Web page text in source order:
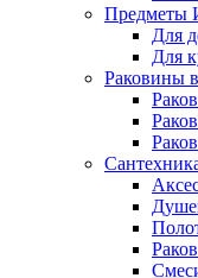
Предметы
Для
Для
Раковины